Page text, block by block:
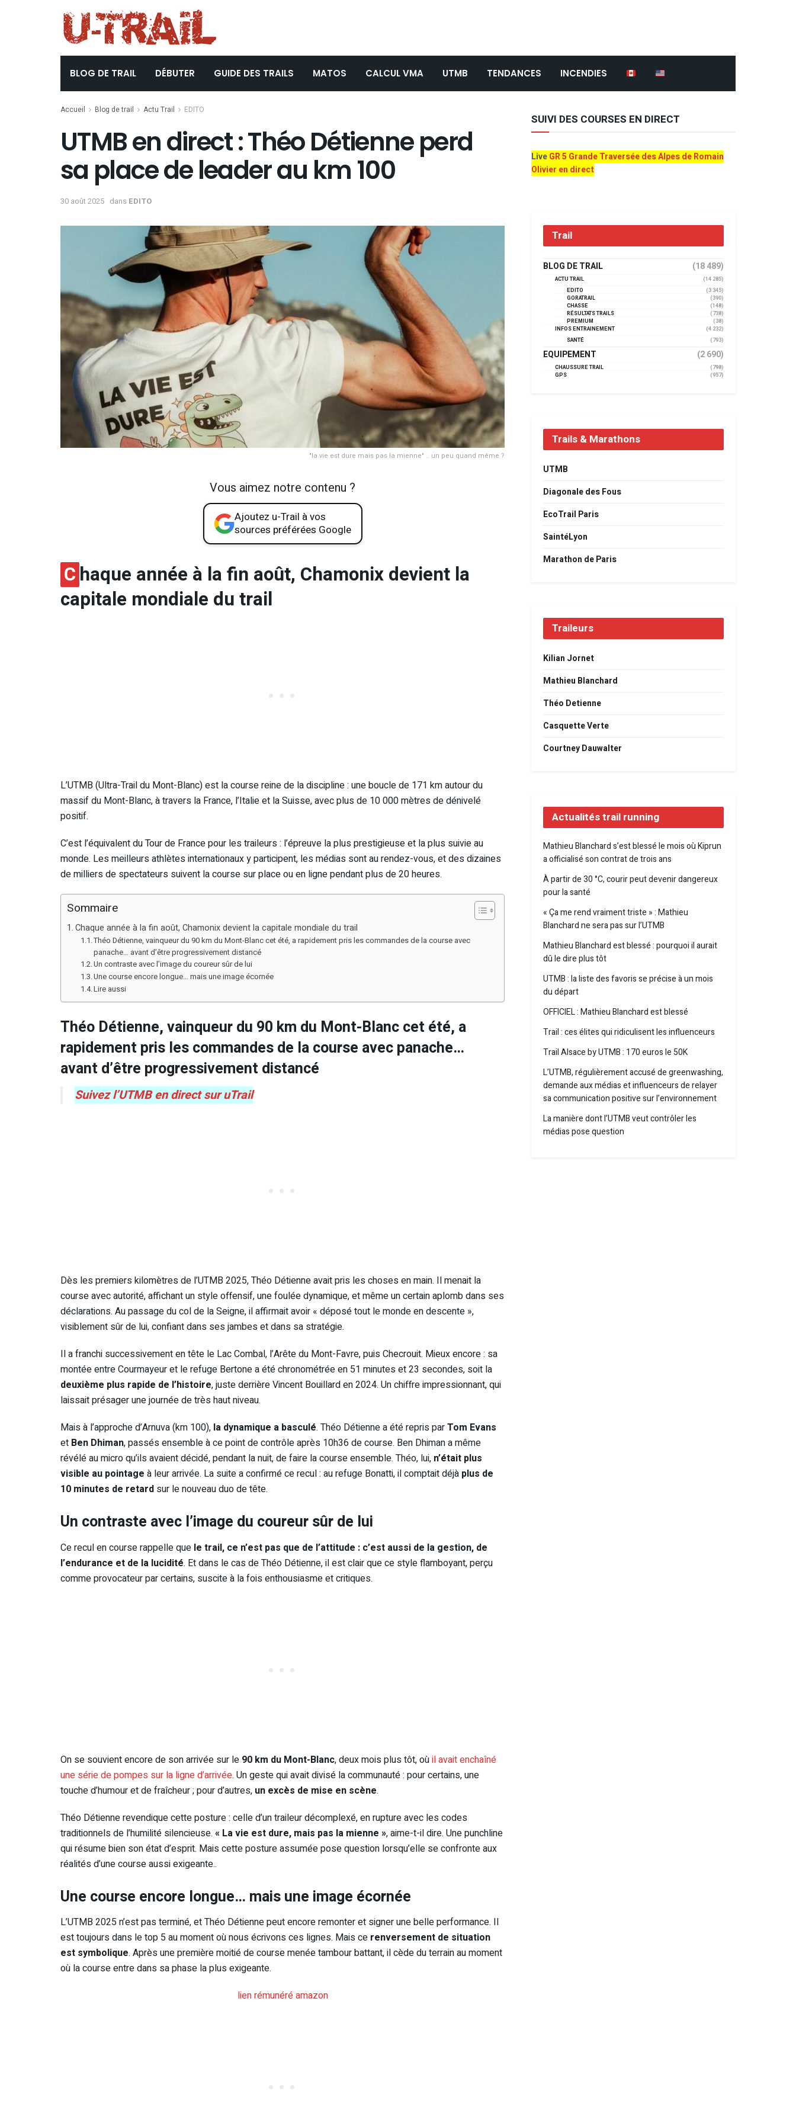
BLOG DE TRAIL DÉBUTER GUIDE DES TRAILS MATOS CALCUL VMA UTMB TENDANCES INCENDIES
Accueil Blog de trail Actu Trail EDITO
UTMB en direct : Théo Détienne perd
sa place de leader au km 100
30 août 2025 dans EDITO
"la vie est dure mais pas la mienne" .. un peu quand même ?
Vous aimez notre contenu ?
Ajoutez u-Trail à vos
sources préférées Google
Chaque année à la fin août, Chamonix devient la
capitale mondiale du trail
L’UTMB (Ultra-Trail du Mont-Blanc) est la course reine de la discipline : une boucle de 171 km autour du
massif du Mont-Blanc, à travers la France, l’Italie et la Suisse, avec plus de 10 000 mètres de dénivelé
positif.
C’est l’équivalent du Tour de France pour les traileurs : l’épreuve la plus prestigieuse et la plus suivie au
monde. Les meilleurs athlètes internationaux y participent, les médias sont au rendez-vous, et des dizaines
de milliers de spectateurs suivent la course sur place ou en ligne pendant plus de 20 heures.
Sommaire
Chaque année à la fin août, Chamonix devient la capitale mondiale du trail
Théo Détienne, vainqueur du 90 km du Mont-Blanc cet été, a rapidement pris les commandes de la course avec
panache… avant d’être progressivement distancé
Un contraste avec l’image du coureur sûr de lui
Une course encore longue… mais une image écornée
Lire aussi
Théo Détienne, vainqueur du 90 km du Mont-Blanc cet été, a
rapidement pris les commandes de la course avec panache…
avant d’être progressivement distancé
Suivez l’UTMB en direct sur uTrail
Dès les premiers kilomètres de l’UTMB 2025, Théo Détienne avait pris les choses en main. Il menait la
course avec autorité, affichant un style offensif, une foulée dynamique, et même un certain aplomb dans ses
déclarations. Au passage du col de la Seigne, il affirmait avoir « déposé tout le monde en descente »,
visiblement sûr de lui, confiant dans ses jambes et dans sa stratégie.
Il a franchi successivement en tête le Lac Combal, l’Arête du Mont-Favre, puis Checrouit. Mieux encore : sa
montée entre Courmayeur et le refuge Bertone a été chronométrée en 51 minutes et 23 secondes, soit la
deuxième plus rapide de l’histoire, juste derrière Vincent Bouillard en 2024. Un chiffre impressionnant, qui
laissait présager une journée de très haut niveau.
Mais à l’approche d’Arnuva (km 100), la dynamique a basculé. Théo Détienne a été repris parTom Evans
et Ben Dhiman, passés ensemble à ce point de contrôle après 10h36 de course. Ben Dhiman a même
révélé au micro qu’ils avaient décidé, pendant la nuit, de faire la course ensemble. Théo, lui, n’était plus
visible au pointage à leur arrivée. La suite a confirmé ce recul : au refuge Bonatti, il comptait déjà plus de
10 minutes de retard sur le nouveau duo de tête.
Un contraste avec l’image du coureur sûr de lui
Ce recul en course rappelle que le trail, ce n’est pas que de l’attitude : c’est aussi de la gestion, de
l’endurance et de la lucidité. Et dans le cas de Théo Détienne, il est clair que ce style flamboyant, perçu
comme provocateur par certains, suscite à la fois enthousiasme et critiques.
On se souvient encore de son arrivée sur le 90 km du Mont-Blanc, deux mois plus tôt, oùil avait enchaîné
une série de pompes sur la ligne d’arrivée. Un geste qui avait divisé la communauté : pour certains, une
touche d’humour et de fraîcheur ; pour d’autres, un excès de mise en scène.
Théo Détienne revendique cette posture : celle d’un traileur décomplexé, en rupture avec les codes
traditionnels de l’humilité silencieuse. « La vie est dure, mais pas la mienne », aime-t-il dire. Une punchline
qui résume bien son état d’esprit. Mais cette posture assumée pose question lorsqu’elle se confronte aux
réalités d’une course aussi exigeante..
Une course encore longue… mais une image écornée
L’UTMB 2025 n’est pas terminé, et Théo Détienne peut encore remonter et signer une belle performance. Il
est toujours dans le top 5 au moment où nous écrivons ces lignes. Mais ce renversement de situation
est symbolique. Après une première moitié de course menée tambour battant, il cède du terrain au moment
où la course entre dans sa phase la plus exigeante.
lien rémunéré amazon
SUIVI DES COURSES EN DIRECT
LiveGR 5 Grande Traversée des Alpes de Romain
Olivier en direct
Trail
BLOG DE TRAIL (18 489)
ACTU TRAIL
(14 285)
EDITO
(3 345)
GORATRAIL
(390)
CHASSE
(148)
RÉSULTATS TRAILS
(738)
PREMIUM
(38)
INFOS ENTRAINEMENT
(4 232)
SANTÉ
(793)
EQUIPEMENT (2 690)
CHAUSSURE TRAIL
(798)
GPS
(957)
Trails & Marathons
UTMB
Diagonale des Fous
EcoTrail Paris
SaintéLyon
Marathon de Paris
Traileurs
Kilian Jornet
Mathieu Blanchard
Théo Detienne
Casquette Verte
Courtney Dauwalter
Actualités trail running
Mathieu Blanchard s’est blessé le mois où Kiprun
a officialisé son contrat de trois ans
À partir de 30 °C, courir peut devenir dangereux
pour la santé
« Ça me rend vraiment triste » : Mathieu
Blanchard ne sera pas sur l’UTMB
Mathieu Blanchard est blessé : pourquoi il aurait
dû le dire plus tôt
UTMB : la liste des favoris se précise à un mois
du départ
OFFICIEL : Mathieu Blanchard est blessé
Trail : ces élites qui ridiculisent les influenceurs
Trail Alsace by UTMB : 170 euros le 50K
L’UTMB, régulièrement accusé de greenwashing,
demande aux médias et influenceurs de relayer
sa communication positive sur l’environnement
La manière dont l’UTMB veut contrôler les
médias pose question